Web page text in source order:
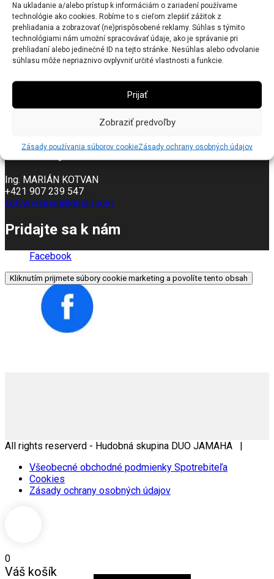
Na ukladanie a/alebo prístup k informáciám o zariadení používame
technológie ako cookies. Robíme to s cieľom zlepšiť zážitok z
prehliadania a zobrazovať (ne)prispôsobené reklamy. Súhlas s týmito
technológiami nám umožní spracovávať údaje, ako je správanie pri
prehliadaní alebo jedinečné ID na tejto stránke. Nesúhlas alebo odvolanie
súhlasu môže nepriaznivo ovplyvniť určité vlastnosti a funkcie.
Prijať
Zobraziť predvoľby
Zásady používania súborov cookieZásady ochrany osobných údajov
14.8.2026PODĚBRADY (CZ)koncert o 19:00h,
venkovní scéna Atrium Letní Lázně19:00 -
21:00 VSTUPENKY - REZERVACE klikni tu !!!
Kontakty
Ing. MARIÁN KOTVAN
+421 907 239 547
kotvanmarian@gmail.com
Pridajte sa k nám
Facebook
Kliknutím prijmete súbory cookie marketing a povolíte tento obsah
All rights reserverd - Hudobná skupina DUO JAMAHA |
Všeobecné obchodné podmienky Spotrebiteľa
Cookies
Zásady ochrany osobných údajov
0
Váš košík